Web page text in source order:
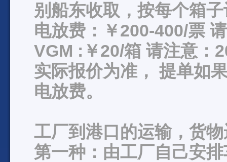
别船东收取，按每个箱
电放费：￥200-400/票
VGM :￥20/箱 请注意：
实际报价为准， 提单如
电放费。
工厂到港口的运输，货
第一种：由工厂自己安